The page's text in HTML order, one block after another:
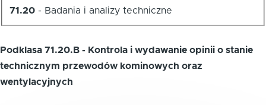
71.20 - Badania i analizy techniczne
Podklasa 71.20.B - Kontrola i wydawanie opinii o stanie
technicznym przewodów kominowych oraz
wentylacyjnych